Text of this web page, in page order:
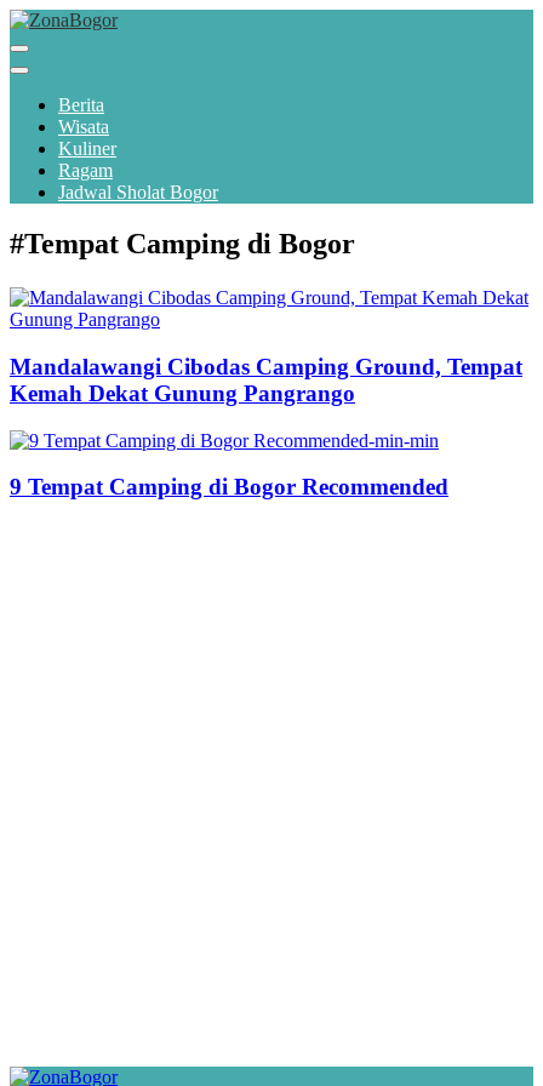
Berita
Wisata
Kuliner
Ragam
Jadwal Sholat Bogor
#Tempat Camping di Bogor
Mandalawangi Cibodas Camping Ground, Tempat
Kemah Dekat Gunung Pangrango
9 Tempat Camping di Bogor Recommended